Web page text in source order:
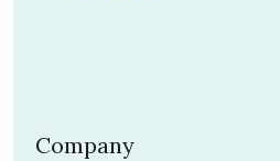
Company